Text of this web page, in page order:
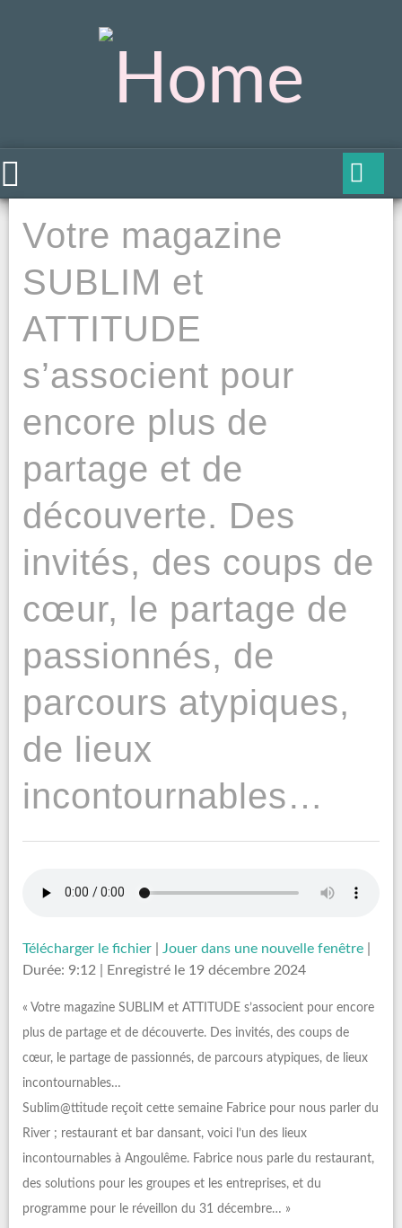
Votre magazine
SUBLIM et
ATTITUDE
s’associent pour
encore plus de
partage et de
découverte. Des
invités, des coups de
cœur, le partage de
passionnés, de
parcours atypiques,
de lieux
incontournables…
Télécharger le fichier Jouer dans une nouvelle fenêtre
Durée: 9:12
Enregistré le 19 décembre 2024
« Votre magazine SUBLIM et ATTITUDE s’associent pour encore
plus de partage et de découverte. Des invités, des coups de
cœur, le partage de passionnés, de parcours atypiques, de lieux
incontournables…
Sublim@ttitude reçoit cette semaine Fabrice pour nous parler du
River ; restaurant et bar dansant, voici l’un des lieux
incontournables à Angoulême. Fabrice nous parle du restaurant,
des solutions pour les groupes et les entreprises, et du
programme pour le réveillon du 31 décembre… »